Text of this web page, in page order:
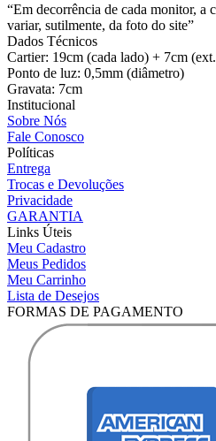
“Em decorrência de cada monitor, a
variar, sutilmente, da foto do site”
Dados Técnicos
Cartier: 19cm (cada lado) + 7cm
Ponto de luz: 0,5mm (diâmetro)
Gravata: 7cm
Institucional
Sobre Nós
Fale Conosco
Políticas
Entrega
Trocas e Devoluções
Privacidade
GARANTIA
Links Úteis
Meu Cadastro
Meus Pedidos
Meu Carrinho
Lista de Desejos
FORMAS DE PAGAMENTO